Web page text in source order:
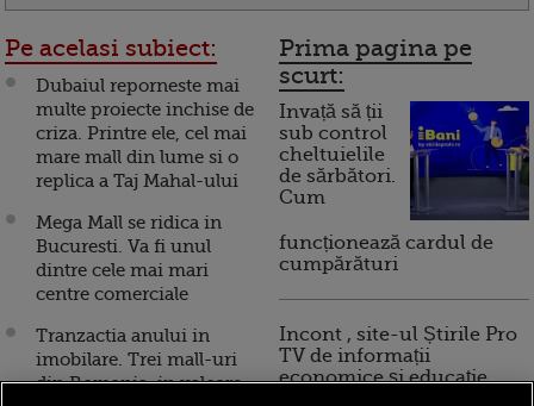
Pe acelasi subiect:
Dubaiul reporneste mai
multe proiecte inchise de
criza. Printre ele, cel mai
mare mall din lume si o
replica a Taj Mahal-ului
Mega Mall se ridica in
Bucuresti. Va fi unul
dintre cele mai mari
centre comerciale
Tranzactia anului in
imobilare. Trei mall-uri
din Romania, in valoare
Prima pagina pe
scurt:
Invață să ții
sub control
cheltuielile
de sărbători.
Cum
funcționează cardul de
cumpărături
Incont , site-ul Știrile Pro
TV de informații
economice și educație